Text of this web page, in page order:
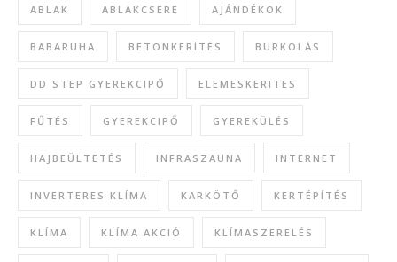
ABLAK ABLAKCSERE AJÁNDÉKOK
BABARUHA BETONKERÍTÉS BURKOLÁS
DD STEP GYEREKCIPŐ ELEMESKERITES
FŰTÉS GYEREKCIPŐ GYEREKÜLÉS
HAJBEÜLTETÉS INFRASZAUNA INTERNET
INVERTERES KLÍMA KARKÖTŐ KERTÉPÍTÉS
KLÍMA KLÍMA AKCIÓ KLÍMASZERELÉS